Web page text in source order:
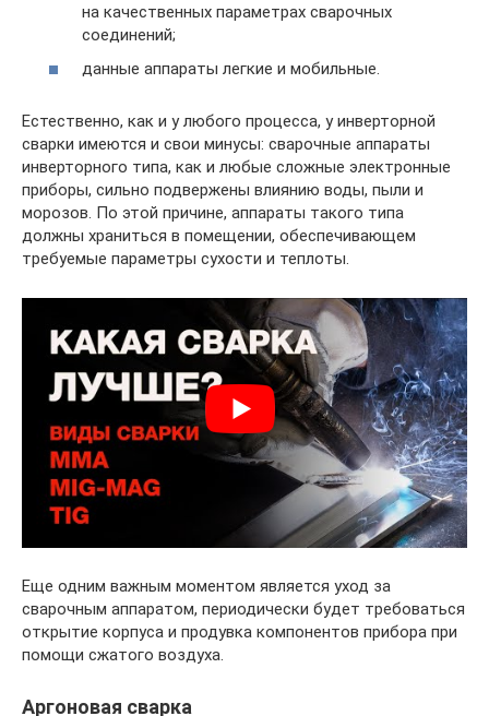
на качественных параметрах сварочных
соединений;
данные аппараты легкие и мобильные.
Естественно, как и у любого процесса, у инверторной
сварки имеются и свои минусы: сварочные аппараты
инверторного типа, как и любые сложные электронные
приборы, сильно подвержены влиянию воды, пыли и
морозов. По этой причине, аппараты такого типа
должны храниться в помещении, обеспечивающем
требуемые параметры сухости и теплоты.
Еще одним важным моментом является уход за
сварочным аппаратом, периодически будет требоваться
открытие корпуса и продувка компонентов прибора при
помощи сжатого воздуха.
Аргоновая сварка